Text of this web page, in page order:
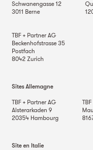
Schwanengasse 12
3011 Berne
TBF + Partner AG
Beckenhofstrasse 35
Postfach
8042 Zurich
Sites Allemagne
TBF + Partner AG
Alsterarkaden 9
20354 Hambourg
Site en Italie